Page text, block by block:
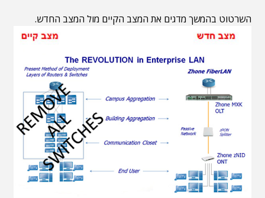
השרטוט בהמשך מדגים את המצב הקיים מול המצב החדש.